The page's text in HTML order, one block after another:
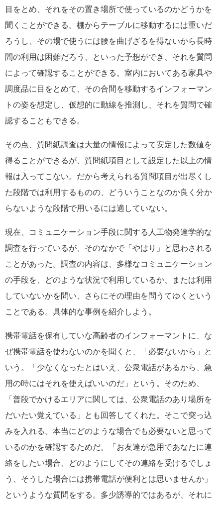
目をとめ、それをその置き場所で使っているのかどうかを
聞くことができる。棚からテーブルに移動するには重いだ
ろうし、その場で使うには腰を曲げざるを得ないから長時
間の利用は困難だろう、といった予想ができ、それを質問
によって確認することができる。室内においてある家具や
調度品に目をとめて、その合間を移動するインフォーマン
トの姿を想定し、仮想的に動線を推測し、それを質問で確
認することもできる。
その点、質問紙調査は大量の情報によって安定した数値を
得ることができるが、質問紙項目として設定した以上の情
報は入ってこない。だから考えられる質問項目が出尽くし
た段階では利用するものの、どういうことなのか良く分か
らないような段階で用いるには適していない。
現在、コミュニケーション手段に関する人工物発達学的な
調査を行っているが、そのなかで「やはり」と思わされる
ことがあった。調査の内容は、多様なコミュニケーション
の手段を、どのような状況で利用しているか、または利用
していないかを問い、さらにその理由を問うてゆくという
ことである。具体的な事例を紹介しよう。
携帯電話を保有していな高齢者のインフォーマントに、な
ぜ携帯電話を使わないのかを聞くと、「必要ないから」と
いう。「少なくなったとはいえ、公衆電話があるから、急
用の時にはそれを使えばいいのだ」という。そのため、
「普段でかけるエリアに関しては、公衆電話のあり場所を
だいたい覚えている」とも回答してくれた。そこで突っ込
みを入れる。本当にどのような場合でも必要ないと思って
いるのかを確認するためだ。「お友達が急用であなたに連
絡をしたい場合、どのようにしてその連絡を受けるでしょ
う、そうした場合には携帯電話が便利とは思いませんか」
というような質問をする。多少誘導的ではあるが、それに